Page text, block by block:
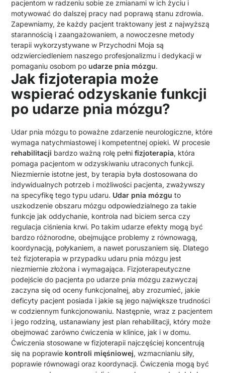
pacjentom w radzeniu sobie ze zmianami w ich życiu i
motywować do dalszej pracy nad poprawą stanu zdrowia.
Zapewniamy, że każdy pacjent traktowany jest z najwyższą
starannością i zaangażowaniem, a nowoczesne metody
terapii wykorzystywane w Przychodni Moja są
odzwierciedleniem naszego profesjonalizmu i dedykacji w
pomaganiu osobom po udarze pnia mózgu.
Jak fizjoterapia może
wspierać odzyskanie funkcji
po udarze pnia mózgu?
Udar pnia mózgu to poważne zdarzenie neurologiczne, które
wymaga natychmiastowej i kompetentnej opieki. W procesie
rehabilitacji bardzo ważną rolę pełnifizjoterapia, która
pomaga pacjentom w odzyskiwaniu utraconych funkcji.
Niezmiernie istotne jest, by terapia była dostosowana do
indywidualnych potrzeb i możliwości pacjenta, zważywszy
na specyfikę tego typu udaru. Udar pnia mózgu to
uszkodzenie obszaru mózgu odpowiedzialnego za takie
funkcje jak oddychanie, kontrola nad biciem serca czy
regulacja ciśnienia krwi. Po takim udarze efekty mogą być
bardzo różnorodne, obejmujące problemy z równowagą,
koordynacją, połykaniem, a nawet poruszaniem się. Dlatego
też fizjoterapia w przypadku udaru pnia mózgu jest
niezmiernie złożona i wymagająca. Fizjoterapeutyczne
podejście do pacjenta po udarze pnia mózgu zazwyczaj
zaczyna się od oceny funkcjonalnej, aby zrozumieć, jakie
deficyty pacjent posiada i jakie są jego największe trudności
w codziennym funkcjonowaniu. Następnie, wraz z pacjentem
i jego rodziną, ustanawiany jest plan rehabilitacji, który może
obejmować zarówno ćwiczenia w klinice, jak i w domu.
Ćwiczenia stosowane w fizjoterapii najczęściej koncentrują
się na poprawie kontroli mięśniowej, wzmacnianiu siły,
poprawie równowagi oraz koordynacji. Ćwiczenia mogą być